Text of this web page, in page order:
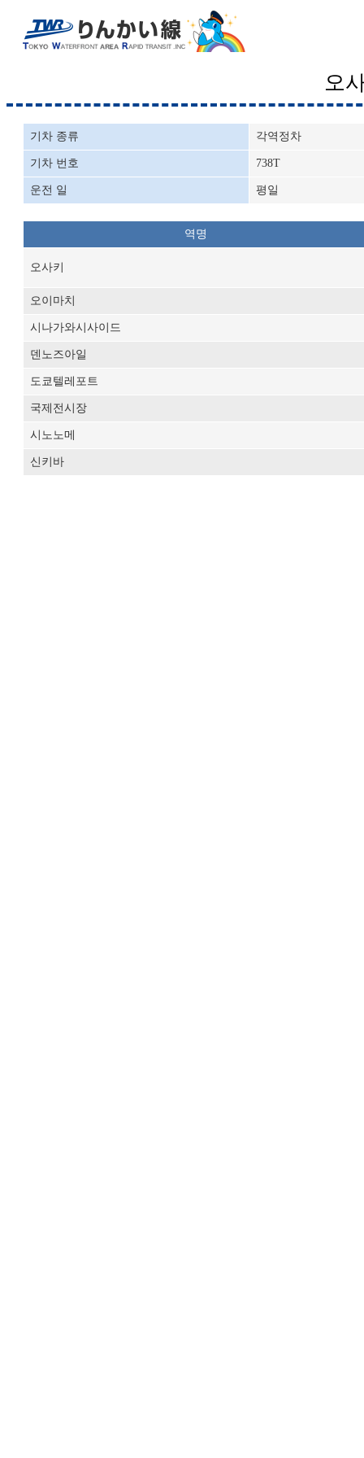
오
기차 종류 각역정차
기차 번호 738T
운전 일 평일
역명
오사키
오이마치
시나가와시사이드
덴노즈아일
도쿄텔레포트
국제전시장
시노노메
신키바